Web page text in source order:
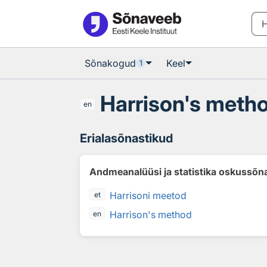
Sõnakogud 1 Keel
en Harrison's
Erialasõnastikud
Andmeanalüüsi ja statistika
et Harrisoni meetod
en Harrison's method